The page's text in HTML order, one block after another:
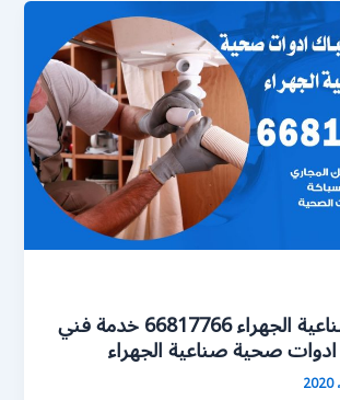
رقم صحي صناعية الجهراء 66817766 خدمة فني
صحية صناعية الجهراء